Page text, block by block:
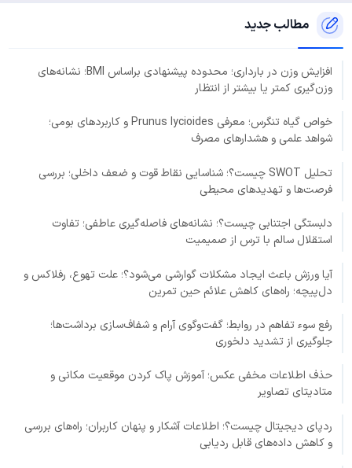
مطالب جدید
افزایش وزن در بارداری؛ محدوده پیشنهادی براساس BMI؛ نشانه‌های
وزن‌گیری کمتر یا بیشتر از انتظار
خواص گیاه تنگرس؛ معرفی Prunus lycioides و کاربردهای بومی؛
شواهد علمی و هشدارهای مصرف
تحلیل SWOT چیست؟؛ شناسایی نقاط قوت و ضعف داخلی؛ بررسی
فرصت‌ها و تهدیدهای محیطی
دلبستگی اجتنابی چیست؟؛ نشانه‌های فاصله‌گیری عاطفی؛ تفاوت
استقلال سالم با ترس از صمیمیت
آیا ورزش باعث ایجاد مشکلات گوارشی می‌شود؟؛ علت تهوع، رفلاکس و
دل‌پیچه؛ راه‌های کاهش علائم حین تمرین
رفع سوء تفاهم در روابط؛ گفت‌وگوی آرام و شفاف‌سازی برداشت‌ها؛
جلوگیری از تشدید دلخوری
حذف اطلاعات مخفی عکس؛ آموزش پاک کردن موقعیت مکانی و
متادیتای تصاویر
ردپای دیجیتال چیست؟؛ اطلاعات آشکار و پنهان کاربران؛ راه‌های بررسی
و کاهش داده‌های قابل ردیابی